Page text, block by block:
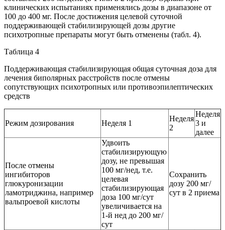
клинических испытаниях применялись дозы в диапазоне от
100 до 400 мг. После достижения целевой суточной
поддерживающей стабилизирующей дозы другие
психотропные препараты могут быть отменены (табл. 4).
Таблица 4
Поддерживающая стабилизирующая общая суточная доза для
лечения биполярных расстройств после отмены
сопутствующих психотропных или противоэпилептических
средств
Режим дозирования Неделя 1
Неделя
2
Неделя
3 и
далее
После отмены
ингибиторов
глюкуронизации
ламотриджина, например
вальпроевой кислоты
Удвоить
стабилизирующую
дозу, не превышая
100 мг/нед, т.е.
целевая
стабилизирующая
доза 100 мг/сут
увеличивается на
1-й нед до 200 мг/
сут
Сохранить
дозу 200 мг/
сут в 2 приема